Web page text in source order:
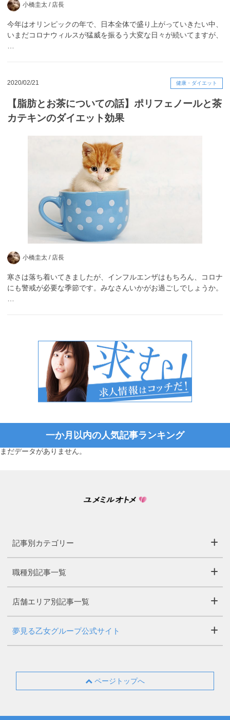
小橋圭太 / 店長
今年はオリンピックの年で、日本全体で盛り上がっていきたい中、
いまだコロナウィルスが猛威を振るう大変な日々が続いてますが、
2020/02/21 健康・ダイエット
【脂肪とお茶についての話】ポリフェノールと茶
カテキンのダイエット効果
小橋圭太 / 店長
寒さは落ち着いてきましたが、インフルエンザはもちろん、コロナ
にも警戒が必要な季節です。みなさんいかがお過ごしでしょうか。
一か月以内の人気記事ランキング
まだデータがありません。
記事別カテゴリー
職種別記事一覧
店舗エリア別記事一覧
夢見る乙女グループ公式サイト
ページトップへ